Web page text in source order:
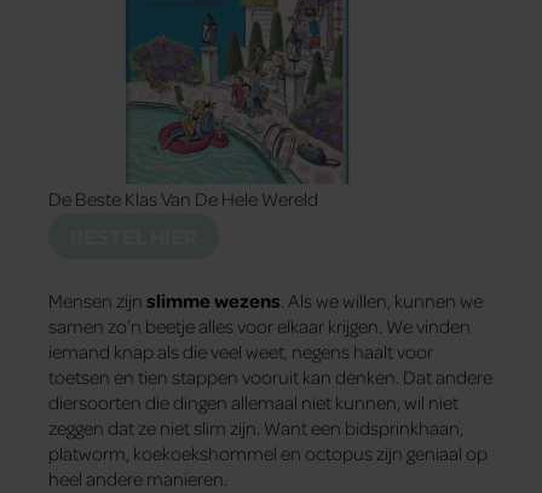
De Beste Klas Van De Hele Wereld
Mensen zijn slimme wezens. Als we willen, kunnen we
samen zo’n beetje alles voor elkaar krijgen. We vinden
iemand knap als die veel weet, negens haalt voor
toetsen en tien stappen vooruit kan denken. Dat andere
diersoorten die dingen allemaal niet kunnen, wil niet
zeggen dat ze niet slim zijn. Want een bidsprinkhaan,
platworm, koekoekshommel en octopus zijn geniaal op
heel andere manieren.